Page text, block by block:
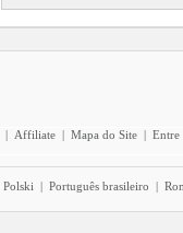
| Affiliate | Mapa do Site | Entre
Polski | Português brasileiro |